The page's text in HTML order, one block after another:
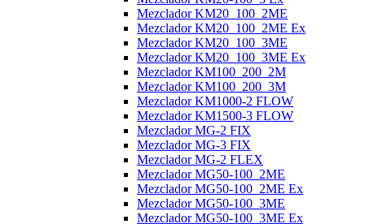
Mezclador KM20_100_2ME
Mezclador KM20_100_2ME Ex
Mezclador KM20_100_3ME
Mezclador KM20_100_3ME Ex
Mezclador KM100_200_2M
Mezclador KM100_200_3M
Mezclador KM1000-2 FLOW
Mezclador KM1500-3 FLOW
Mezclador MG-2 FIX
Mezclador MG-3 FIX
Mezclador MG-2 FLEX
Mezclador MG50-100_2ME
Mezclador MG50-100_2ME Ex
Mezclador MG50-100_3ME
Mezclador MG50-100_3ME Ex